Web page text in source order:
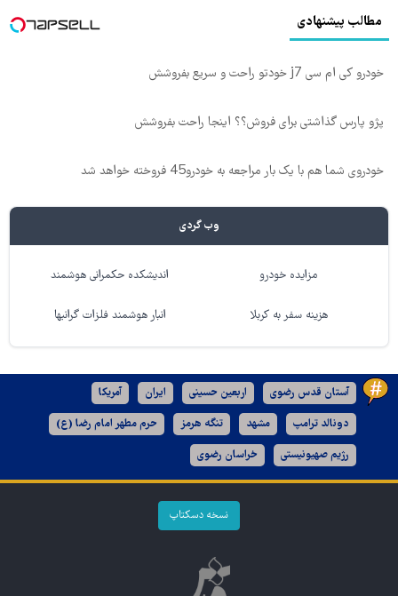
مطالب پیشنهادی
خودرو کی ام سی j7 خودتو راحت و سریع بفروشش
پژو پارس گذاشتی برای فروش؟؟ اینجا راحت بفروشش
خودروی شما هم با یک بار مراجعه به خودرو45 فروخته خواهد شد
وب گردی
مزایده خودرو اندیشکده حکمرانی هوشمند
هزینه سفر به کربلا انبار هوشمند فلزات گرانبها
آستان قدس رضوی اربعین حسینی ایران آمریکا
دونالد ترامپ مشهد تنگه هرمز حرم مطهر امام رضا (ع)
رژیم صهیونیستی خراسان رضوی
نسخه دسکتاپ